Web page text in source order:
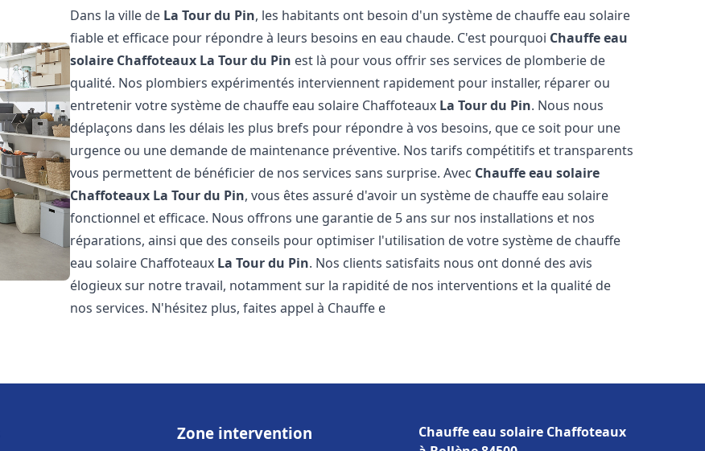
Dans la ville de La Tour du Pin, les habitants ont besoin d'un système de chauffe eau solaire
fiable et efficace pour répondre à leurs besoins en eau chaude. C'est pourquoi Chauffe eau
solaire Chaffoteaux La Tour du Pin est là pour vous offrir ses services de plomberie de
qualité. Nos plombiers expérimentés interviennent rapidement pour installer, réparer ou
entretenir votre système de chauffe eau solaire Chaffoteaux La Tour du Pin. Nous nous
déplaçons dans les délais les plus brefs pour répondre à vos besoins, que ce soit pour une
urgence ou une demande de maintenance préventive. Nos tarifs compétitifs et transparents
vous permettent de bénéficier de nos services sans surprise. Avec Chauffe eau solaire
Chaffoteaux La Tour du Pin, vous êtes assuré d'avoir un système de chauffe eau solaire
fonctionnel et efficace. Nous offrons une garantie de 5 ans sur nos installations et nos
réparations, ainsi que des conseils pour optimiser l'utilisation de votre système de chauffe
eau solaire Chaffoteaux La Tour du Pin. Nos clients satisfaits nous ont donné des avis
élogieux sur notre travail, notamment sur la rapidité de nos interventions et la qualité de
nos services. N'hésitez plus, faites appel à Chauffe e
Zone intervention
Chauffe eau solaire Chaffoteaux